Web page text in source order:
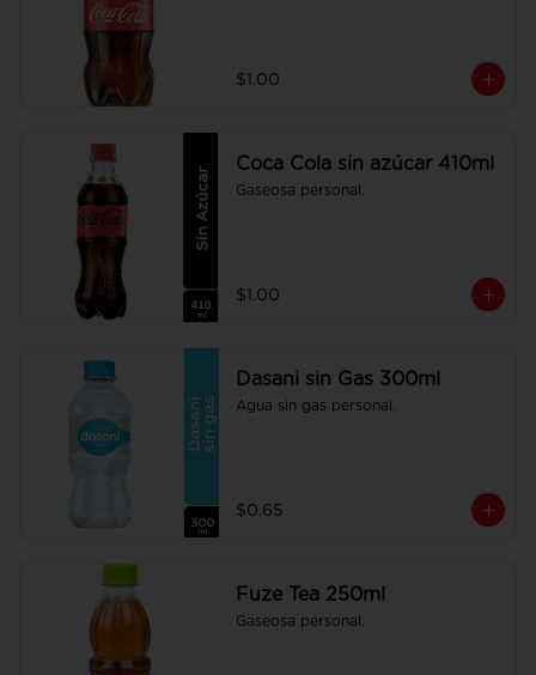
$1.00
Coca Cola sin azúcar 410ml
Gaseosa personal.
$1.00
Dasani sin Gas 300ml
Agua sin gas personal.
$0.65
Fuze Tea 250ml
Gaseosa personal.